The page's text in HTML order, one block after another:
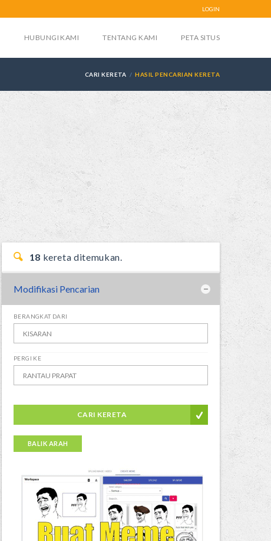
LOGIN
HUBUNGI KAMI TENTANG KAMI PETA SITUS
CARI KERETA HASIL PENCARIAN KERETA
18 kereta ditemukan.
Modifikasi Pencarian
BERANGKAT DARI
PERGI KE
CARI KERETA
BALIK ARAH